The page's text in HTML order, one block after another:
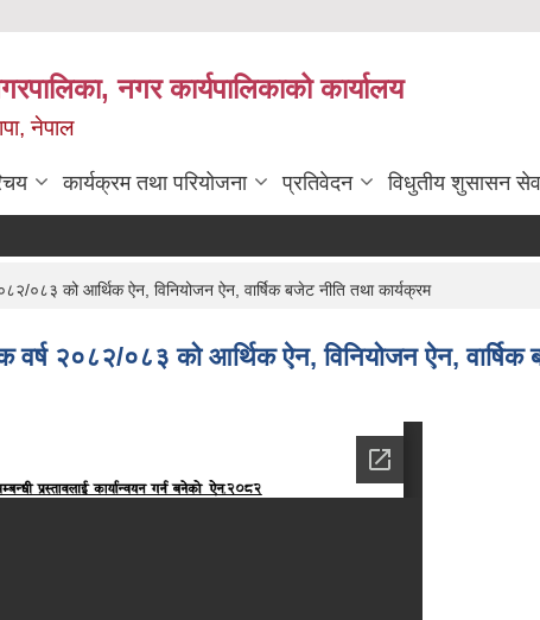
नगर कार्यपालिकाको कार्यालय
नेपाल
कार्यक्रम तथा परियोजना प्रतिवेदन विधुतीय शुसासन
०८३ को आर्थिक ऐन, विनियोजन ऐन, वार्षिक बजेट नीति तथा कार्यक्रम
वर्ष २०८२/०८३ को आर्थिक ऐन, विनियोजन ऐन, वार्षिक